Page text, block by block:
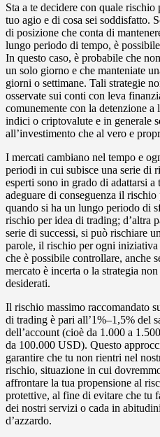
Sta a te decidere con quale rischio
tuo agio e di cosa sei soddisfatto.
di posizione che conta di
lungo periodo di tempo, è
In questo caso, è probabile che
un solo giorno e che manteniate
giorni o settimane. Tali strategie
osservate sui conti con leva
comunemente con la detenzione
indici o criptovalute e in generale
all’investimento che al vero e
I mercati cambiano nel tempo e
periodi in cui subisce una serie di
esperti sono in grado di adattarsi
adeguare di conseguenza il
quando si ha un lungo periodo di
rischio per idea di trading; d’altra
serie di successi, si può rischiare
parole, il rischio per ogni
che è possibile controllare, anche
mercato è incerta o la strategia
desiderati.
Il rischio massimo raccomandato
di trading è pari all’1%–1,5% del
dell’account (cioè da 1.000 a
da 100.000 USD). Questo
garantire che tu non rientri nel
rischio, situazione in cui
affrontare la tua propensione al
protettive, al fine di evitare che tu
dei nostri servizi o cada in
d’azzardo.